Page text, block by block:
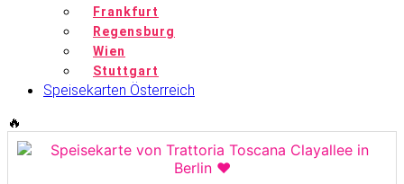
Frankfurt
Regensburg
Wien
Stuttgart
Speisekarten Österreich
🔥